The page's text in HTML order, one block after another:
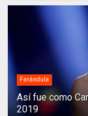
Farándula
Así fue como
2019